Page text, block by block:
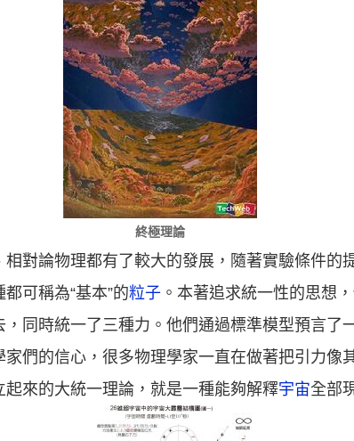
終極理論
對論物理都有了較大的發展，隨著實驗條件的
可稱為“基本”的粒子 。本著追求統一性的思想
同時統一了三種力。他們通過標準模型預言了
們的信心，很多物理學家一直在做著把引力像
來的大統一理論，就是一種能夠解釋宇宙全部